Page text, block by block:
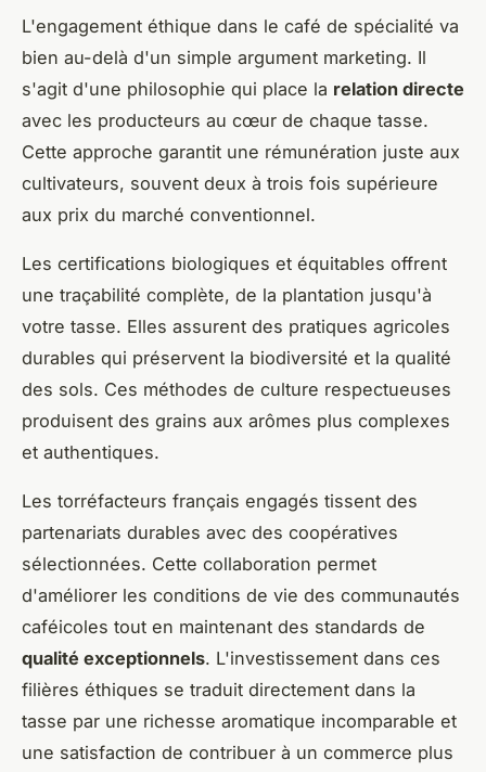
L'engagement éthique dans le café de spécialité va
bien au-delà d'un simple argument marketing. Il
s'agit d'une philosophie qui place la relation directe
avec les producteurs au cœur de chaque tasse.
Cette approche garantit une rémunération juste aux
cultivateurs, souvent deux à trois fois supérieure
aux prix du marché conventionnel.
Les certifications biologiques et équitables offrent
une traçabilité complète, de la plantation jusqu'à
votre tasse. Elles assurent des pratiques agricoles
durables qui préservent la biodiversité et la qualité
des sols. Ces méthodes de culture respectueuses
produisent des grains aux arômes plus complexes
et authentiques.
Les torréfacteurs français engagés tissent des
partenariats durables avec des coopératives
sélectionnées. Cette collaboration permet
d'améliorer les conditions de vie des communautés
caféicoles tout en maintenant des standards de
qualité exceptionnels. L'investissement dans ces
filières éthiques se traduit directement dans la
tasse par une richesse aromatique incomparable et
une satisfaction de contribuer à un commerce plus